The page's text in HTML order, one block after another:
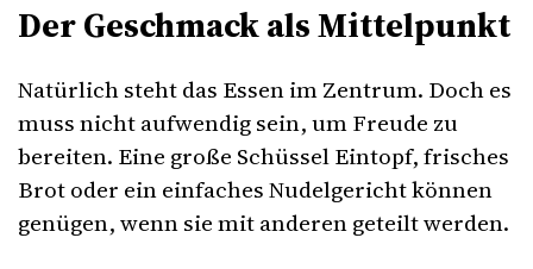
Der Geschmack als Mittelpunkt
Natürlich steht das Essen im Zentrum. Doch es
muss nicht aufwendig sein, um Freude zu
bereiten. Eine große Schüssel Eintopf, frisches
Brot oder ein einfaches Nudelgericht können
genügen, wenn sie mit anderen geteilt werden.